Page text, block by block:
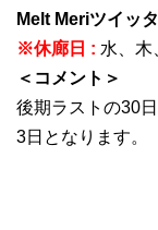
Melt Meriツイッタ
※休廊日 : 水、木
＜コメント＞
後期ラストの30
3日となります。